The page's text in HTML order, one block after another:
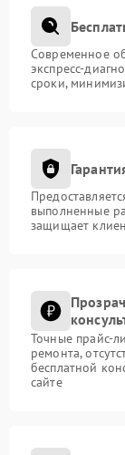
Современное
экспресс-
сроки,
выполненные
защищает
Точные прайс-
ремонта,
бесплатной
сайте